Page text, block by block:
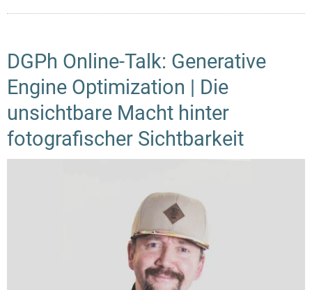
DGPh Online-Talk: Generative
Engine Optimization | Die
unsichtbare Macht hinter
fotografischer Sichtbarkeit